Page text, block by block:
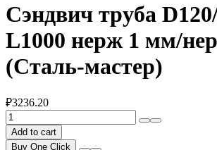
Сэндвич труба
L1000 нерж 1 мм/
(Сталь-мастер)
₽3236.20
Сэндвич
труба
D120/200
Add to cart
Buy One Click